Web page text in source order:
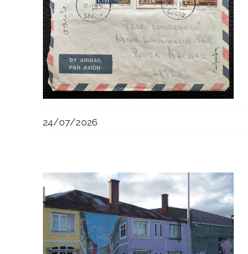
24/07/2026